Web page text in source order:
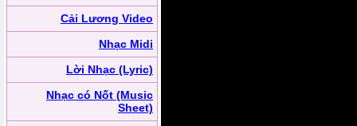
Cải Lương Video
Nhạc Midi
Lời Nhạc (Lyric)
Nhạc có Nốt (Music
Sheet)